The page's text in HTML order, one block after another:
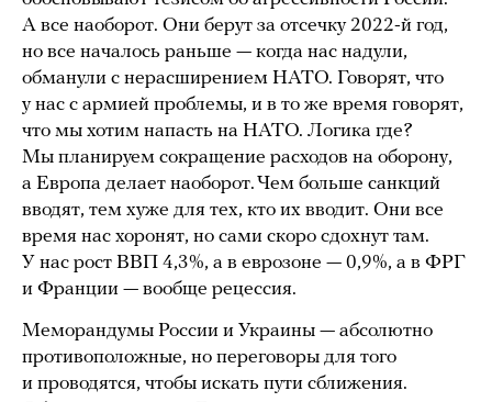
А все наоборот. Они берут за отсечку 2022-й год,
но все началось раньше — когда нас надули,
обманули с нерасширением НАТО. Говорят, что
у нас с армией проблемы, и в то же время говорят,
что мы хотим напасть на НАТО. Логика где?
Мы планируем сокращение расходов на оборону,
а Европа делает наоборот. Чем больше санкций
вводят, тем хуже для тех, кто их вводит. Они все
время нас хоронят, но сами скоро сдохнут там.
У нас рост ВВП 4,3%, а в еврозоне — 0,9%, а в ФРГ
и Франции — вообще рецессия.
Меморандумы России и Украины — абсолютно
противоположные, но переговоры для того
и проводятся, чтобы искать пути сближения.